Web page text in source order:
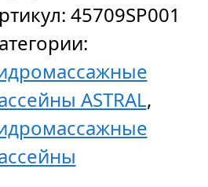
45709SP001
ASTRAL,